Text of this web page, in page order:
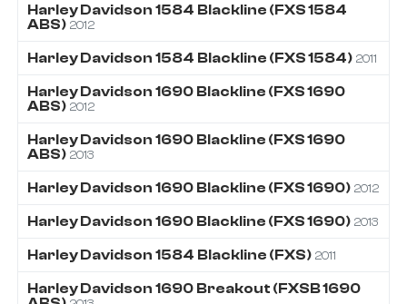
Harley Davidson 1584 Blackline (FXS 1584
ABS) 2012
Harley Davidson 1584 Blackline (FXS 1584) 2011
Harley Davidson 1690 Blackline (FXS 1690
ABS) 2012
Harley Davidson 1690 Blackline (FXS 1690
ABS) 2013
Harley Davidson 1690 Blackline (FXS 1690) 2012
Harley Davidson 1690 Blackline (FXS 1690) 2013
Harley Davidson 1584 Blackline (FXS) 2011
Harley Davidson 1690 Breakout (FXSB 1690